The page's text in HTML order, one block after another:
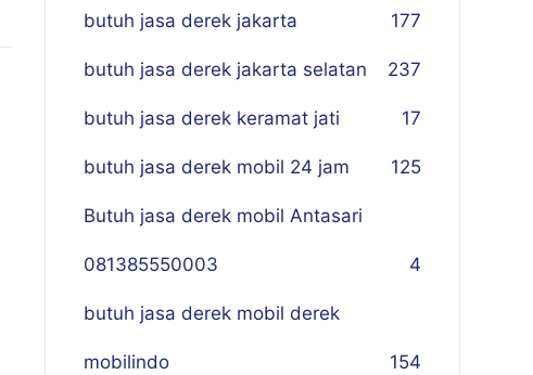
butuh jasa derek jakarta 177
butuh jasa derek jakarta selatan 237
butuh jasa derek keramat jati 17
butuh jasa derek mobil 24 jam 125
Butuh jasa derek mobil Antasari
081385550003 4
butuh jasa derek mobil derek
mobilindo 154